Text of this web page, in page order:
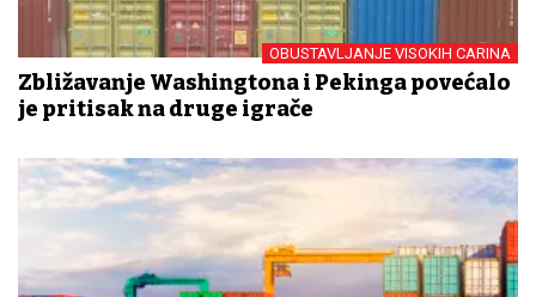
OBUSTAVLJANJE VISOKIH CARINA
Zbližavanje Washingtona i Pekinga povećalo
je pritisak na druge igrače